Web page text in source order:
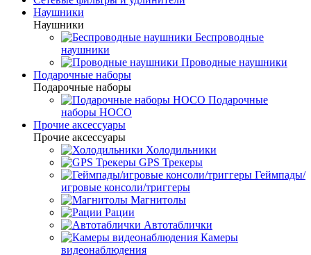
Наушники
Наушники
Беспроводные
наушники
Проводные наушники
Подарочные наборы
Подарочные наборы
Подарочные
наборы HOCO
Прочие аксессуары
Прочие аксессуары
Холодильники
GPS Трекеры
Геймпады/
игровые консоли/триггеры
Магнитолы
Рации
Автотаблички
Камеры
видеонаблюдения